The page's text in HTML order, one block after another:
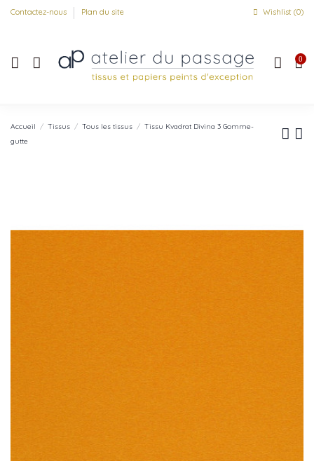
Contactez-nous Plan du site Wishlist (0)
0
Accueil Tissus Tous les tissus
Tissu Kvadrat Divina 3 Gomme-
gutte